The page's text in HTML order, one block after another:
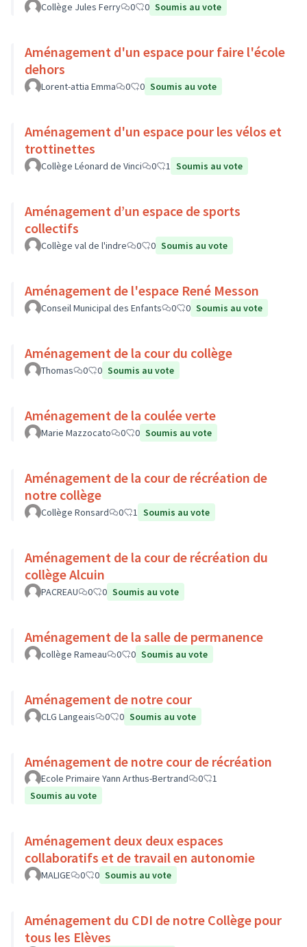
Collège Jules Ferry 0 0 Soumis au vote
Aménagement d'un espace pour faire l'école
dehors
Lorent-attia Emma 0 0 Soumis au vote
Aménagement d'un espace pour les vélos et
trottinettes
Collège Léonard de Vinci 0 1 Soumis au vote
Aménagement d’un espace de sports
collectifs
Collège val de l'indre 0 0 Soumis au vote
Aménagement de l'espace René Messon
Conseil Municipal des Enfants 0 0 Soumis au vote
Aménagement de la cour du collège
Thomas 0 0 Soumis au vote
Aménagement de la coulée verte
Marie Mazzocato 0 0 Soumis au vote
Aménagement de la cour de récréation de
notre collège
Collège Ronsard 0 1 Soumis au vote
Aménagement de la cour de récréation du
collège Alcuin
PACREAU 0 0 Soumis au vote
Aménagement de la salle de permanence
collège Rameau 0 0 Soumis au vote
Aménagement de notre cour
CLG Langeais 0 0 Soumis au vote
Aménagement de notre cour de récréation
Ecole Primaire Yann Arthus-Bertrand 0
1
Soumis au vote
Aménagement deux deux espaces
collaboratifs et de travail en autonomie
MALIGE 0 0 Soumis au vote
Aménagement du CDI de notre Collège pour
tous les Elèves